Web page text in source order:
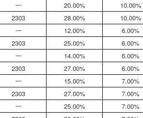
一 20.00%
10.00%
2303
28.00% 10.00%
一 12.00%
6.00%
2303
25.00% 6.00%
一 14.00%
6.00%
2303
27.00% 6.00%
一 15.00%
7.00%
2303
27.00% 7.00%
一 25.00%
7.00%